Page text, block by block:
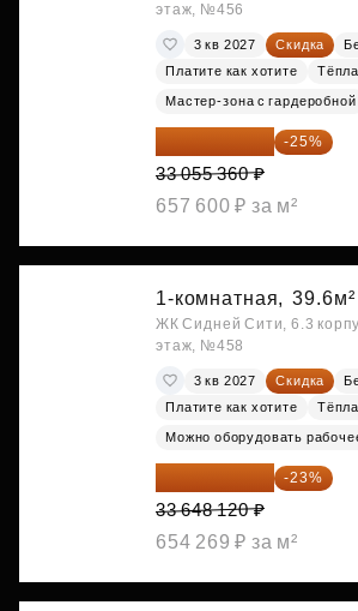
этаж, №456
3 кв 2027 Скидка
Платите как хотите
Мастер-зона с гардеробной
24 791 520 ₽ -25%
33 055 360 ₽
657 600 ₽ за м²
1-комнатная, 39.6м²
ЖК Сидней Сити, 6.3
этаж, №458
3 кв 2027 Скидка
Платите как хотите
Можно оборудовать
25 909 052 ₽ -23%
33 648 120 ₽
654 269 ₽ за м²